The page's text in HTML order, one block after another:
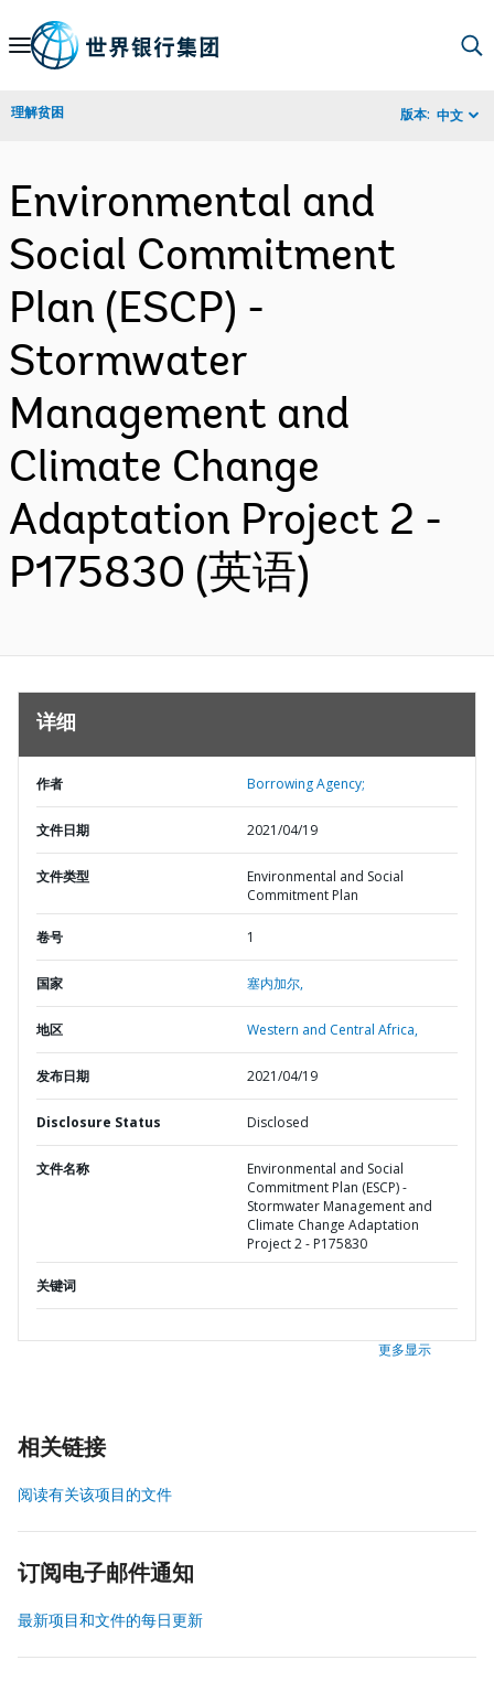
Skip
Navigation
理解贫困 版本: 中文
Environmental and
Social Commitment
Plan (ESCP) -
Stormwater
Management and
Climate Change
Adaptation Project 2 -
P175830 (英语)
详细
作者 Borrowing Agency;
文件日期 2021/04/19
文件类型
Environmental and Social
Commitment Plan
卷号 1
国家 塞内加尔,
地区 Western and Central Africa,
发布日期 2021/04/19
Disclosure Status Disclosed
文件名称
Environmental and Social
Commitment Plan (ESCP) -
Stormwater Management and
Climate Change Adaptation
Project 2 - P175830
关键词
更多显示
相关链接
阅读有关该项目的文件
订阅电子邮件通知
最新项目和文件的每日更新